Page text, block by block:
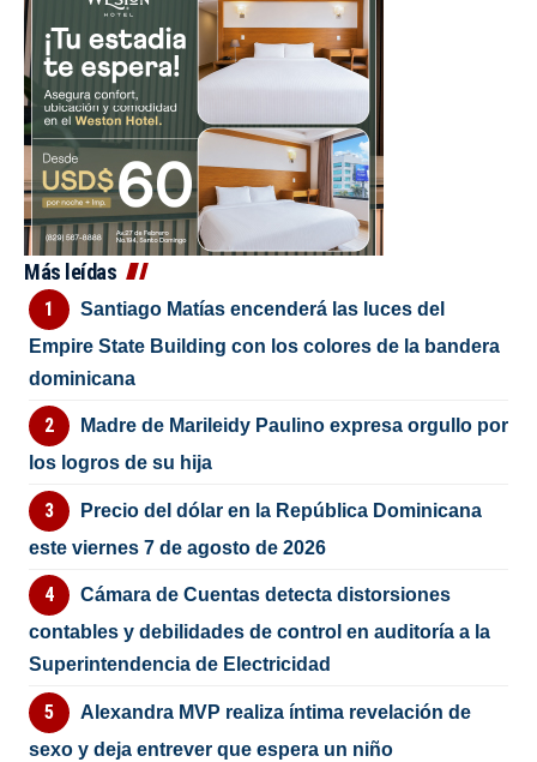
Más leídas
Santiago Matías encenderá las luces del
Empire State Building con los colores de la bandera
dominicana
Madre de Marileidy Paulino expresa orgullo por
los logros de su hija
Precio del dólar en la República Dominicana
este viernes 7 de agosto de 2026
Cámara de Cuentas detecta distorsiones
contables y debilidades de control en auditoría a la
Superintendencia de Electricidad
Alexandra MVP realiza íntima revelación de
sexo y deja entrever que espera un niño